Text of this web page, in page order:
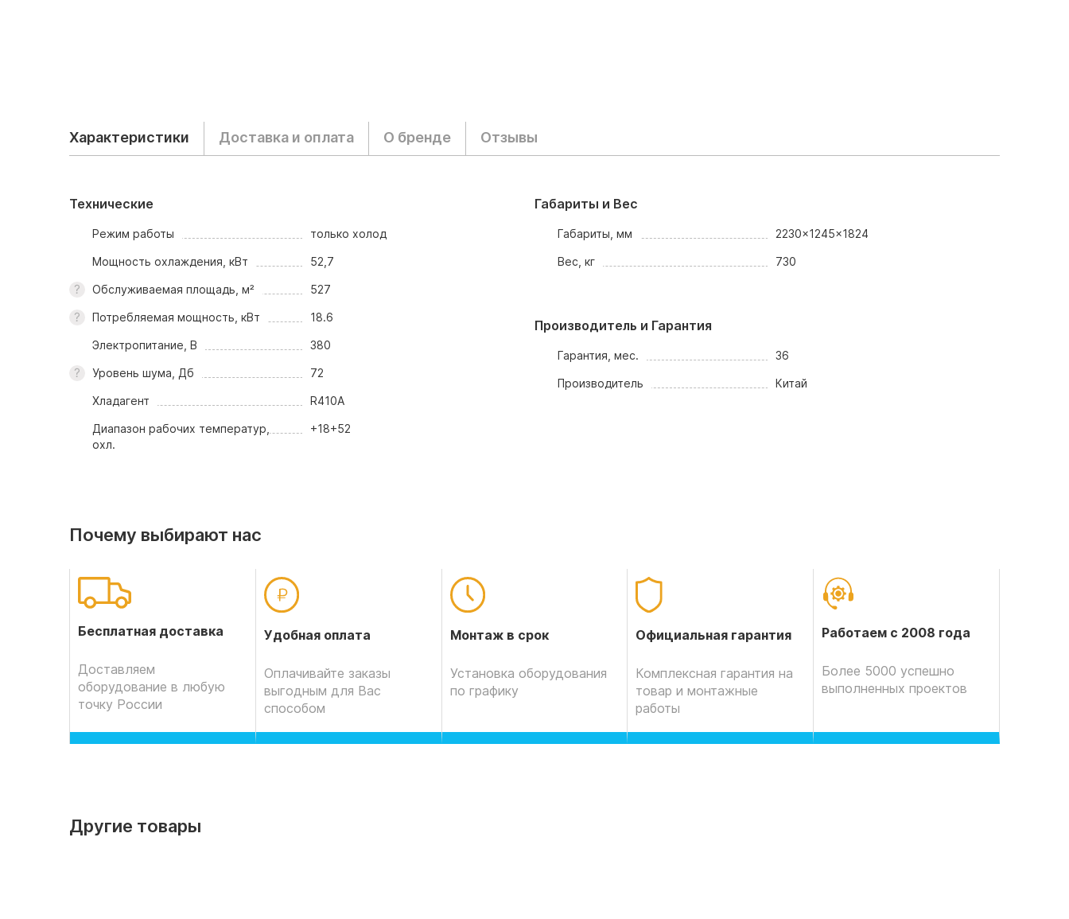
Характеристики Доставка и оплата О бренде Отзывы
Технические
Режим работы только холод
Мощность охлаждения, кВт 52,7
Обслуживаемая площадь, м² 527
Потребляемая мощность, кВт 18.6
Электропитание, В 380
Уровень шума, Дб 72
Хладагент R410A
Диапазон рабочих температур,
охл.
+18+52
Габариты и Вес
Габариты, мм 2230x1245x1824
Вес, кг 730
Производитель и Гарантия
Гарантия, мес. 36
Производитель Китай
Почему выбирают нас
Бесплатная доставка
Доставляем
оборудование в любую
точку России
Удобная оплата
Оплачивайте заказы
выгодным для Вас
способом
Монтаж в срок
Установка оборудования
по графику
Официальная гарантия
Комплексная гарантия на
товар и монтажные
работы
Работаем с 2008 года
Более 5000 успешно
выполненных проектов
Другие товары